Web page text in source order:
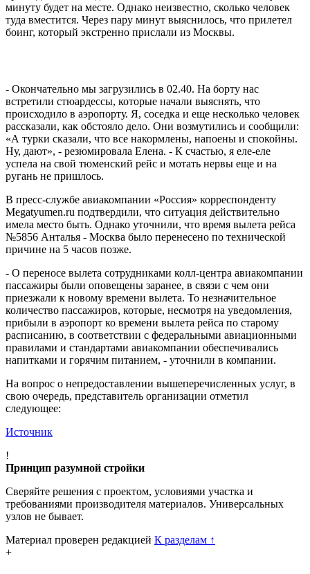
часов, не зная, вылетят они или нет, начали задавать вопросы
о том, что делать, если борт не прибудет. Молодой человек в
униформе заявил: «Отойдите от ограждения и ждите». Шло
туда вместится. Через пару минут выяснилось, что прилетел
боинг, который экстренно прислали из Москвы.
- Окончательно мы загрузились в 02.40. На борту нас
встретили стюардессы, которые начали выяснять, что
рассказали, как обстояло дело. Они возмутились и сообщили:
«А турки сказали, что все накормлены, напоены и спокойны.
Ну, дают», - резюмировала Елена. - К счастью, я еле-еле
успела на свой тюменский рейс и мотать нервы еще и на
ругань не пришлось.
В пресс-службе авиакомпании «Россия» корреспонденту
Megatyumen.ru подтвердили, что ситуация действительно
№5856 Анталья - Москва было перенесено по технической
причине на 5 часов позже.
пассажиры были оповещены заранее, в связи с чем они
количество пассажиров, которые, несмотря на уведомления,
прибыли в аэропорт ко времени вылета рейса по старому
правилами и стандартами авиакомпании обеспечивались
напитками и горячим питанием, - уточнили в компании.
свою очередь, представитель организации отметил
следующее: